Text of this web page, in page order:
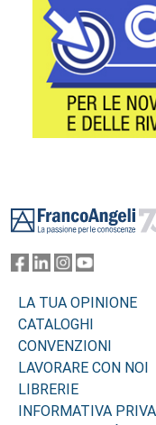
LA TUA OPINIONE
CATALOGHI
CONVENZIONI
LAVORARE CON NOI
LIBRERIE
INFORMATIVA